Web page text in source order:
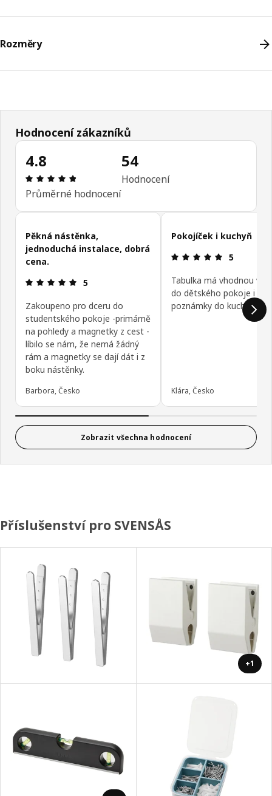
Rozměry
Hodnocení zákazníků
4.8
Hodnocení výrobku: 4.8 z 5 hvězdičky/hvězdiček
Průměrné hodnocení
54
Hodnocení
Přeskočit recenze zákazníků
Pěkná nástěnka,
jednoduchá instalace, dobrá
cena.
Hodnocení výrobku: 5 z 5 hvězdičky/hvězdiček
5
Zakoupeno pro dceru do
studentského pokoje -primárně
na pohledy a magnetky z cest -
líbilo se nám, že nemá žádný
rám a magnetky se dají dát i z
boku nástěnky.
Barbora, Česko
Pokojíček i kuchyň
5
Tabulka má vhodnou
do dětského pokoje i na
poznámky do kuchyně :)
Klára, Česko
Zobrazit všechna hodnocení
Příslušenství pro SVENSÅS
+1